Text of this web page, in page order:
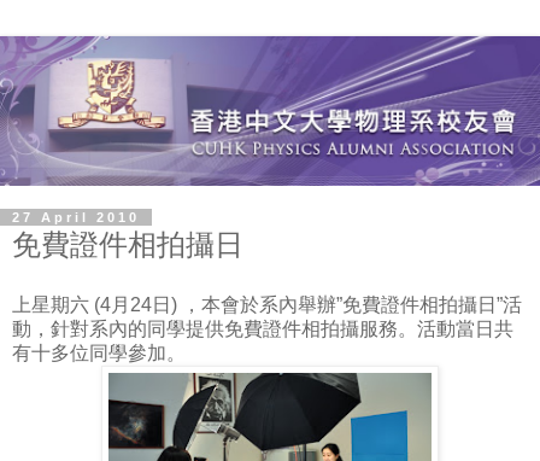
27 April 2010
免費證件相拍攝日
上星期六 (4月24日) ，本會於系內舉辦”免費證件相拍攝日”活
動，針對系內的同學提供免費證件相拍攝服務。活動當日共
有十多位同學參加。